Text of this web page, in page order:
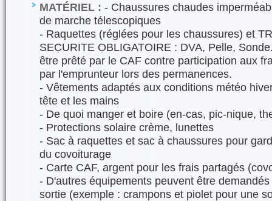
MATÉRIEL : - Chaussures chaudes
de marche télescopiques
- Raquettes (réglées pour les chaussures) et
SECURITE OBLIGATOIRE : DVA, Pelle,
être prêté par le CAF contre participation aux
par l'emprunteur lors des permanences.
- Vêtements adaptés aux conditions météo
tête et les mains
- De quoi manger et boire (en-cas, pic-nique,
- Protections solaire crème, lunettes
- Sac à raquettes et sac à chaussures pour
du covoiturage
- Carte CAF, argent pour les frais partagés
- D'autres équipements peuvent être
sortie (exemple : crampons et piolet pour une